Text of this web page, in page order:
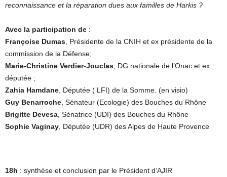
reconnaissance et la réparation dues aux familles de Harkis ?
Avec la participation de :
Françoise Dumas , Présidente de la CNIH et ex présidente de la
commission de la Défense;
Marie-Christine Verdier-Jouclas , DG nationale de l’Onac et ex
députée ;
Zahia Hamdane , Députée ( LFI) de la Somme. (en visio)
Guy Benarroche , Sénateur (Ecologie) des Bouches du Rhône
Brigitte Devesa , Sénatrice (UDI) des Bouches du Rhône
Sophie Vaginay , Députée (UDR) des Alpes de Haute Provence
18h : synthèse et conclusion par le Président d’AJIR